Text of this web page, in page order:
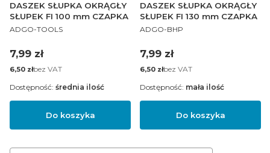
DASZEK SŁUPKA OKRĄGŁY
SŁUPEK FI 100 mm CZAPKA
PRODUCENT
ADGO-TOOLS
Cena
7,99 zł
Cena
6,50 złbez VAT
Do koszyka
Dostępność: średnia ilość
DASZEK SŁUPKA OKRĄGŁY
SŁUPEK FI 130 mm CZAPKA
PRODUCENT
ADGO-BHP
Cena
7,99 zł
Cena
6,50 złbez VAT
Do koszyka
Dostępność: mała ilość